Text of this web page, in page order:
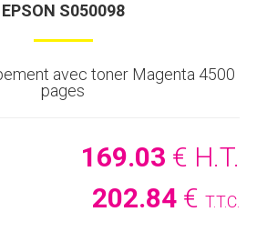
EPSON S050098
avec toner Magenta 4500
pages
169.03 € H.T.
202.84 € T.T.C.